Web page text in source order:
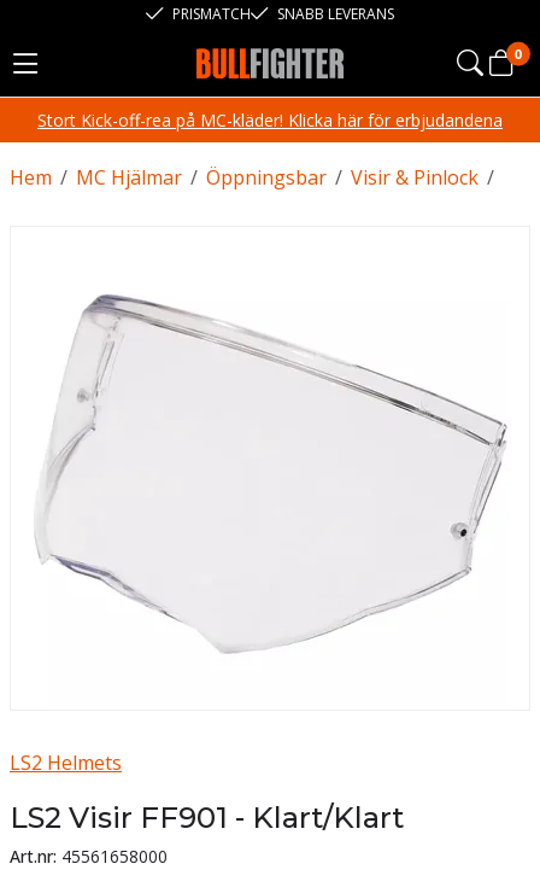
PRISMATCH SNABB LEVERANS
0
Stort Kick-off-rea på MC-kläder! Klicka här för erbjudandena
/
Hem /
MC Hjälmar /
Öppningsbar /
Visir & Pinlock
LS2 Helmets
LS2 Visir FF901 - Klart/Klart
Art.nr: 45561658000